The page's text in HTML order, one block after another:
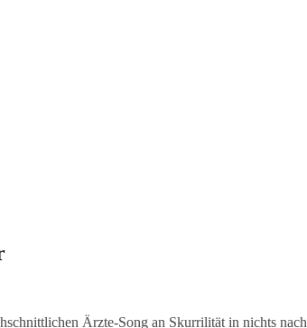
Ärzte-Song an Skurrilität in nichts